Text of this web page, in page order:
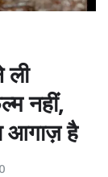
ली
नहीं,
आगाज़ है
0